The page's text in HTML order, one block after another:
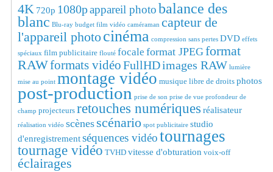
4K 720p 1080pappareil photobalance des
blanc Blu-ray budget film vidéo caméraman capteur de
l'appareil photocinéma compression sans pertes DVD effets
spéciaux film publicitaire flouté focale format JPEGformat
RAWformats vidéoFullHDimages RAW lumière
mise au point montage vidéo musique libre de droits photos
post-production prise de son prise de vue profondeur de
champ projecteurs retouches numériques réalisateur
réalisation vidéo scènes scénario spot publicitaire studio
d'enregistrementséquences vidéotournages
tournage vidéo TVHD vitesse d'obturation voix-off
éclairages